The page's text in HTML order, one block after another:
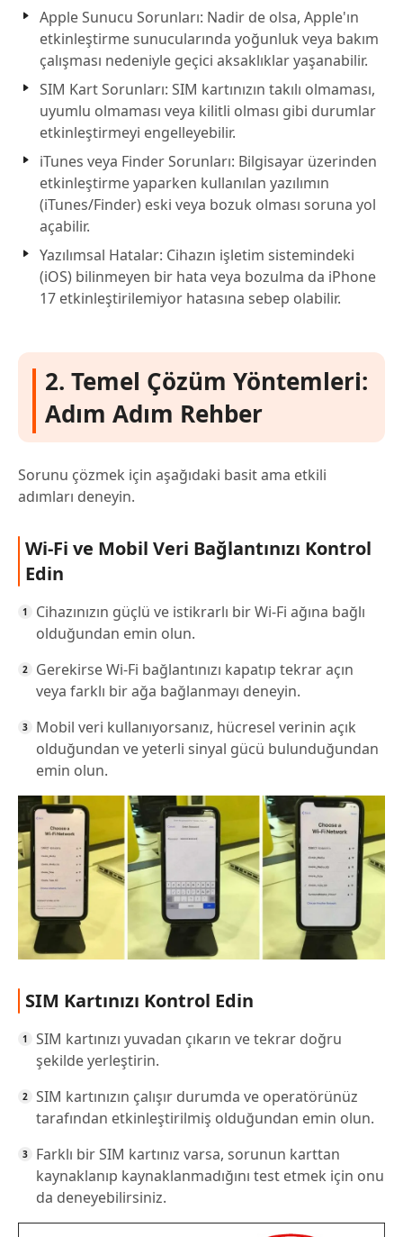
Apple Sunucu Sorunları: Nadir de olsa, Apple'ın
etkinleştirme sunucularında yoğunluk veya bakım
çalışması nedeniyle geçici aksaklıklar yaşanabilir.
SIM Kart Sorunları: SIM kartınızın takılı olmaması,
uyumlu olmaması veya kilitli olması gibi durumlar
etkinleştirmeyi engelleyebilir.
iTunes veya Finder Sorunları: Bilgisayar üzerinden
etkinleştirme yaparken kullanılan yazılımın
(iTunes/Finder) eski veya bozuk olması soruna yol
açabilir.
Yazılımsal Hatalar: Cihazın işletim sistemindeki
(iOS) bilinmeyen bir hata veya bozulma da iPhone
17 etkinleştirilemiyor hatasına sebep olabilir.
2. Temel Çözüm Yöntemleri:
Adım Adım Rehber
Sorunu çözmek için aşağıdaki basit ama etkili
adımları deneyin.
Wi-Fi ve Mobil Veri Bağlantınızı Kontrol
Edin
Cihazınızın güçlü ve istikrarlı bir Wi-Fi ağına bağlı
olduğundan emin olun.
Gerekirse Wi-Fi bağlantınızı kapatıp tekrar açın
veya farklı bir ağa bağlanmayı deneyin.
Mobil veri kullanıyorsanız, hücresel verinin açık
olduğundan ve yeterli sinyal gücü bulunduğundan
emin olun.
SIM Kartınızı Kontrol Edin
SIM kartınızı yuvadan çıkarın ve tekrar doğru
şekilde yerleştirin.
SIM kartınızın çalışır durumda ve operatörünüz
tarafından etkinleştirilmiş olduğundan emin olun.
Farklı bir SIM kartınız varsa, sorunun karttan
kaynaklanıp kaynaklanmadığını test etmek için onu
da deneyebilirsiniz.